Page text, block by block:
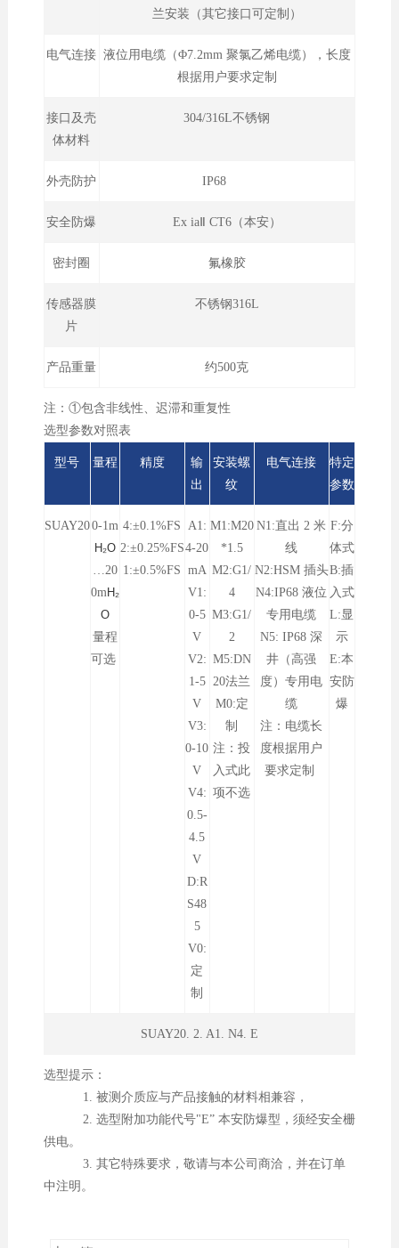
兰安装（其它接口可定制）
电气连接 液位用电缆（Φ7.2mm 聚氯乙烯电缆），长度
根据用户要求定制
接口及壳
体材料
304/316L不锈钢
外壳防护 IP68
安全防爆 Ex iaⅡ CT6（本安）
密封圈 氟橡胶
传感器膜
片
不锈钢316L
产品重量 约500克
注：①包含非线性、迟滞和重复性
选型参数对照表
型号 量程 精度
输
出
安装螺
纹
电气连接
特定
参数
SUAY200-1m
H₂O
…20
0mH₂
O
量程
可选
4:±0.1%FS
2:±0.25%FS
1:±0.5%FS
A1:
4-20
mA
V1:
0-5
V
V2:
1-5
V
V3:
0-10
V
V4:
0.5-
4.5
V
D:R
S48
5
V0:
定
制
M1:M20
*1.5
M2:G1/
4
M3:G1/
2
M5:DN
20法兰
M0:定
制
注：投
入式此
项不选
N1:直出 2 米
线
N2:HSM 插头
N4:IP68 液位
专用电缆
N5: IP68 深
井（高强
度）专用电
缆
注：电缆长
度根据用户
要求定制
F:分
体式
B:插
入式
L:显
示
E:本
安防
爆
SUAY20. 2. A1. N4. E
选型提示：
1. 被测介质应与产品接触的材料相兼容，
2. 选型附加功能代号"E” 本安防爆型，须经安全栅
供电。
3. 其它特殊要求，敬请与本公司商洽，并在订单
中注明。